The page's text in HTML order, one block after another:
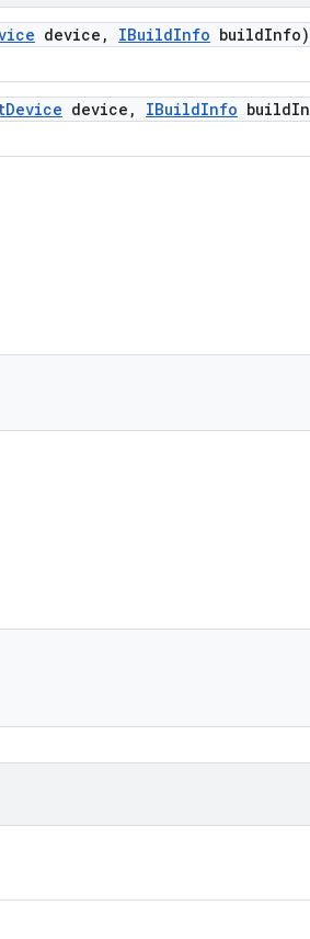
device , IBuildInfo buildInfo)
Device device , IBuildInfo build